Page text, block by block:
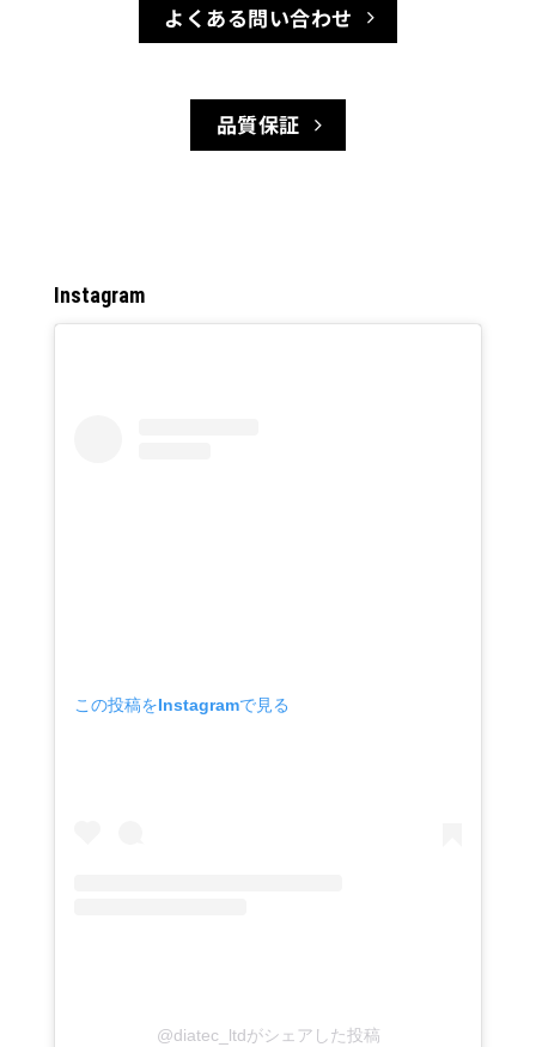
よくある問い合わせ
品質保証
Instagram
この投稿をInstagramで見る
@diatec_ltdがシェアした投稿